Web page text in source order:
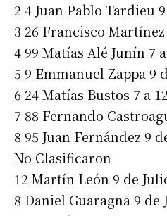
2 4 Juan Pablo Tardieu
3 26 Francisco Martínez
4 99 Matías Alé Junín 7
5 9 Emmanuel Zappa 9
6 24 Matías Bustos 7 a
7 88 Fernando
8 95 Juan Fernández 9
No Clasificaron
12 Martín León 9 de
8 Daniel Guaragna 9 de